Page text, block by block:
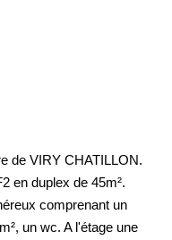
de VIRY CHATILLON.
en duplex de 45m².
comprenant un
un wc. A l'étage une